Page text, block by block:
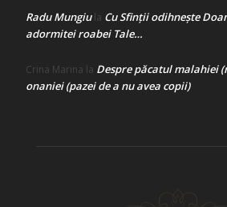
Radu Mungiula Cu Sfinții odihnește
adormitei roabei Tale…
Crina Marina la Despre păcatul malahiei
onaniei (pazei de a nu avea copii)